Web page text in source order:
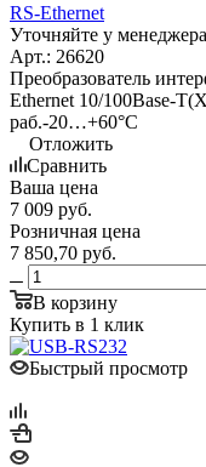
RS-Ethernet
Уточняйте у менеджера
Арт.: 26620
Преобразователь
Ethernet 10/100Base-
раб.-20…+60°C
Отложить
Сравнить
Ваша цена
7 009 руб.
Розничная цена
7 850,70 руб.
В корзину
Купить в 1 клик
Быстрый просмотр